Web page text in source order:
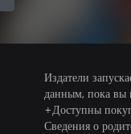
Издатели
данным, пока вы
+Доступны
Сведения о